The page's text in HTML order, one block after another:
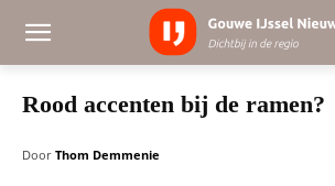
Rood accenten bij de ramen?
Door Thom Demmenie